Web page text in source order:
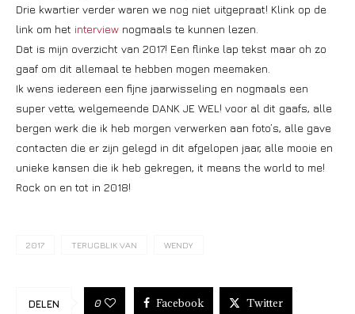
Drie kwartier verder waren we nog niet uitgepraat! Klink op de
link om het interview nogmaals te kunnen lezen.
Dat is mijn overzicht van 2017! Een flinke lap tekst maar oh zo
gaaf om dit allemaal te hebben mogen meemaken.
Ik wens iedereen een fijne jaarwisseling en nogmaals een
super vette, welgemeende DANK JE WEL! voor al dit gaafs, alle
bergen werk die ik heb morgen verwerken aan foto’s, alle gave
contacten die er zijn gelegd in dit afgelopen jaar, alle mooie en
unieke kansen die ik heb gekregen, it means the world to me!
Rock on en tot in 2018!
2017 TERUGBLIK VAN WENDY
DELEN 0 Facebook Twitter